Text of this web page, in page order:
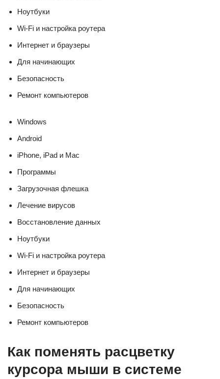
Ноутбуки
Wi-Fi и настройка роутера
Интернет и браузеры
Для начинающих
Безопасность
Ремонт компьютеров
Windows
Android
iPhone, iPad и Mac
Программы
Загрузочная флешка
Лечение вирусов
Восстановление данных
Ноутбуки
Wi-Fi и настройка роутера
Интернет и браузеры
Для начинающих
Безопасность
Ремонт компьютеров
Как поменять расцветку
курсора мыши в системе